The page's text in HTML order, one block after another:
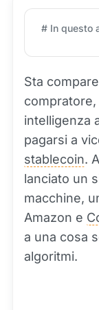
# In questo
Sta
compratore,
intelligenza
pagarsi a
stablecoin.
lanciato un
macchine,
Amazon e
a una cosa
algoritmi.